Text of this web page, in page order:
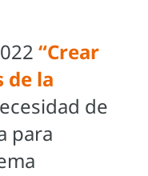
“Crear
de la
de
para